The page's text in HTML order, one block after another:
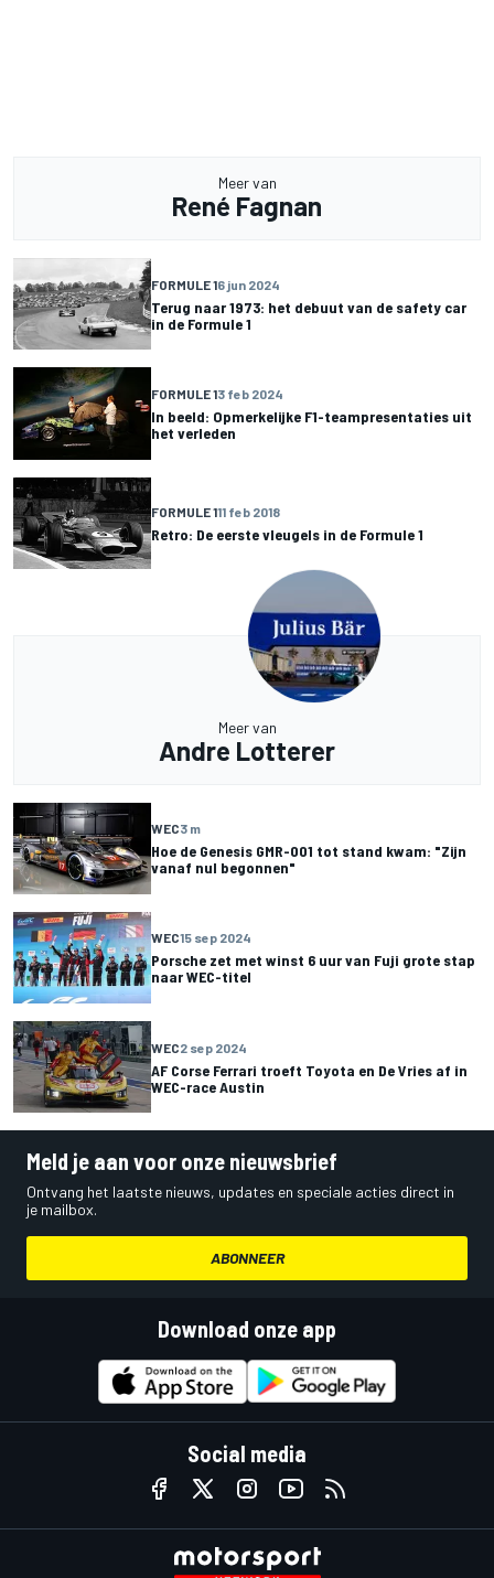
Meer van
René Fagnan
FORMULE 16 jun 2024
Terug naar 1973: het debuut van de safety car
in de Formule 1
FORMULE 13 feb 2024
In beeld: Opmerkelijke F1-teampresentaties uit
het verleden
FORMULE 111 feb 2018
Retro: De eerste vleugels in de Formule 1
Meer van
Andre Lotterer
WEC3 m
Hoe de Genesis GMR-001 tot stand kwam: "Zijn
vanaf nul begonnen"
WEC15 sep 2024
Porsche zet met winst 6 uur van Fuji grote stap
naar WEC-titel
WEC2 sep 2024
AF Corse Ferrari troeft Toyota en De Vries af in
WEC-race Austin
Meld je aan voor onze nieuwsbrief
Ontvang het laatste nieuws, updates en speciale acties direct in
je mailbox.
ABONNEER
Download onze app
Social media